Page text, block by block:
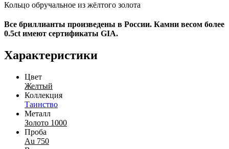
Кольцо обручальное из жёлтого золота
Все бриллианты произведены в России. Камни весом более
0.5ct имеют сертификаты GIA.
Характеристики
Цвет
Желтый
Коллекция
Таинство
Металл
Золото 1000
Проба
Au 750